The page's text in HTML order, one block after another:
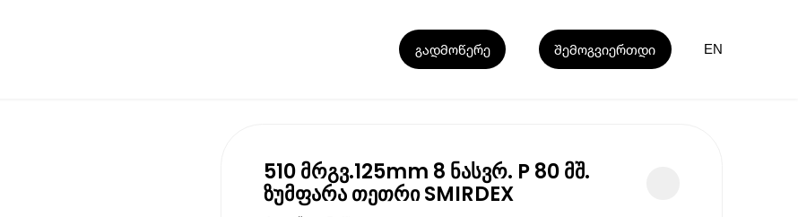
გადმოწერე შემოგვიერთდი EN
510 მრგვ.125mm 8 ნასვრ. P 80 მშ.
ზუმფარა თეთრი SMIRDEX